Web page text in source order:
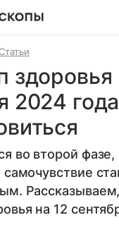
Статьи
здоровья
2024
во второй
на 12